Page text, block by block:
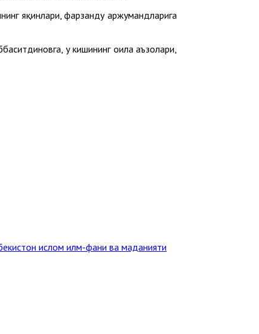
яқинлари, фарзанду аржумандларига
у кишининг оила аъзолари,
ислом илм-фани ва маданияти